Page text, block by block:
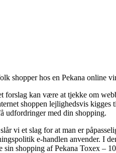
shopper hos en Pekana online
forslag kan være at tjekke om
shoppen lejlighedsvis
udfordringer med din shopping.
vi et slag for at man er
e-handlen anvender. I
sin shopping af Pekana Toxex –